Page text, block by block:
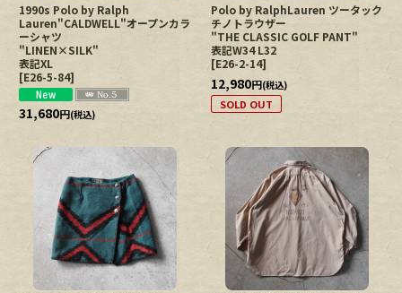
1990s Polo by Ralph
Lauren"CALDWELL"オープンカラ
ーシャツ
"LINEN×SILK"
表記XL
[E26-5-84]
31,680円(税込)
Polo by RalphLauren ツータック
チノトラウザー
"THE CLASSIC GOLF PANT"
表記W34 L32
[E26-2-14]
12,980円(税込)
SOLD OUT